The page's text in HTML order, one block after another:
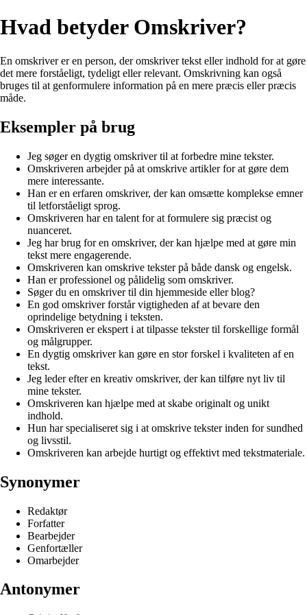
Hvad betyder Omskriver?
En omskriver er en person, der omskriver tekst eller indhold for at gøre
det mere forståeligt, tydeligt eller relevant. Omskrivning kan også
bruges til at genformulere information på en mere præcis eller præcis
måde.
Eksempler på brug
Jeg søger en dygtig omskriver til at forbedre mine tekster.
Omskriveren arbejder på at omskrive artikler for at gøre dem
mere interessante.
Han er en erfaren omskriver, der kan omsætte komplekse emner
til letforståeligt sprog.
Omskriveren har en talent for at formulere sig præcist og
nuanceret.
Jeg har brug for en omskriver, der kan hjælpe med at gøre min
tekst mere engagerende.
Omskriveren kan omskrive tekster på både dansk og engelsk.
Han er professionel og pålidelig som omskriver.
Søger du en omskriver til din hjemmeside eller blog?
En god omskriver forstår vigtigheden af at bevare den
oprindelige betydning i teksten.
Omskriveren er ekspert i at tilpasse tekster til forskellige formål
og målgrupper.
En dygtig omskriver kan gøre en stor forskel i kvaliteten af en
tekst.
Jeg leder efter en kreativ omskriver, der kan tilføre nyt liv til
mine tekster.
Omskriveren kan hjælpe med at skabe originalt og unikt
indhold.
Hun har specialiseret sig i at omskrive tekster inden for sundhed
og livsstil.
Omskriveren kan arbejde hurtigt og effektivt med tekstmateriale.
Synonymer
Redaktør
Forfatter
Bearbejder
Genfortæller
Omarbejder
Antonymer